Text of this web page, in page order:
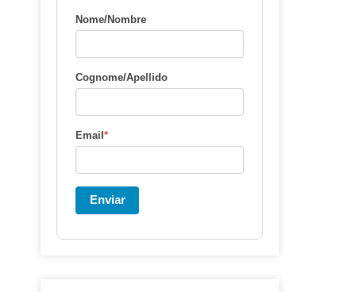
Nome/Nombre
Cognome/Apellido
Email *
Enviar